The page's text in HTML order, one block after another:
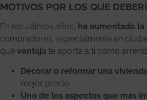
MOTIVOS POR LOS QUE
En los últimos años, ha aumentado
compradores, especialmente en
qué ventajate aporta a ti como
Decorar o reformar una
mejor precio.
Uno de los aspectos que más